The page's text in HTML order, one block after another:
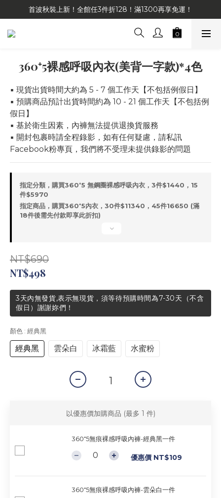
首波秋裝上新！全館任3件折128！滿1300再享免運！
360⁺5裸感呼吸內衣(美背一字款)*4色
▪️ 現貨出貨時間大約為 5 - 7 個工作天【不包括例假日】
▪️ 預購商品預計出貨時間約為 10 - 21 個工作天【不包括例
假日】
▪️ 基於衛生因素，內褲無法提供退換貨服務
▪️ 開封包裹時請全程錄影，如有任何疑慮，請私訊
Facebook粉專頁，我們將不受理未提供錄影的問題
指定分類，購買360⁺5 無鋼圈裸感呼吸內衣，3件$1440，15
件$5970
指定商品，購買360⁺5內衣，30件$11340，45件16650 (滿
18件後需先付款即享此折扣)
NT$690
NT$498
3天內無發貨,表示無現貨，須等待預購時間為7-30天（不含
假日）謝謝妳們！
顏色 : 經典黑
經典黑 雲朵白 冰霜藍 水蜜粉
以優惠價加購商品 (最多 1 件)
360⁺5無痕裸感呼吸內褲-經典黑一件
優惠價 NT$109
360⁺5無痕裸感呼吸內褲-雲朵白一件